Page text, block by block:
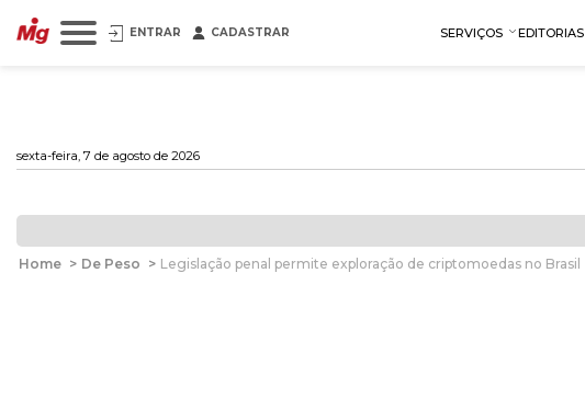
ENTRAR CADASTRAR SERVIÇOS EDITORIAS
sexta-feira, 7 de agosto de 2026
Home > De Peso > Legislação penal permite exploração de criptomoedas no Brasil